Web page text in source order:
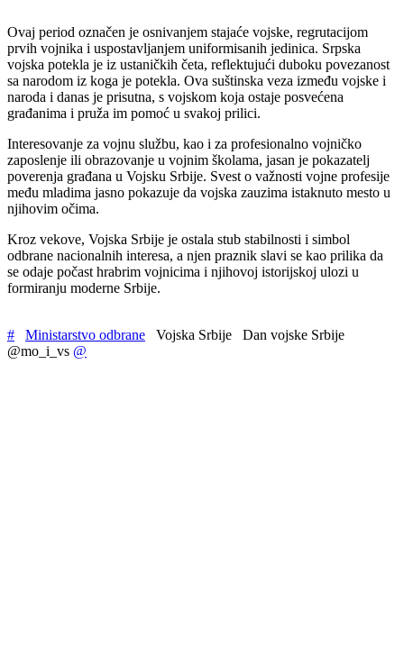
Ovaj period označen je osnivanjem stajaće vojske, regrutacijom
prvih vojnika i uspostavljanjem uniformisanih jedinica. Srpska
vojska potekla je iz ustaničkih četa, reflektujući duboku povezanost
sa narodom iz koga je potekla. Ova suštinska veza između vojske i
naroda i danas je prisutna, s vojskom koja ostaje posvećena
građanima i pruža im pomoć u svakoj prilici.
Interesovanje za vojnu službu, kao i za profesionalno vojničko
zaposlenje ili obrazovanje u vojnim školama, jasan je pokazatelj
poverenja građana u Vojsku Srbije. Svest o važnosti vojne profesije
među mladima jasno pokazuje da vojska zauzima istaknuto mesto u
njihovim očima.
Kroz vekove, Vojska Srbije je ostala stub stabilnosti i simbol
odbrane nacionalnih interesa, a njen praznik slavi se kao prilika da
se odaje počast hrabrim vojnicima i njihovoj istorijskoj ulozi u
formiranju moderne Srbije.
# Ministarstvo odbrane Vojska Srbije
Dan vojske Srbije
@mo_i_vs @